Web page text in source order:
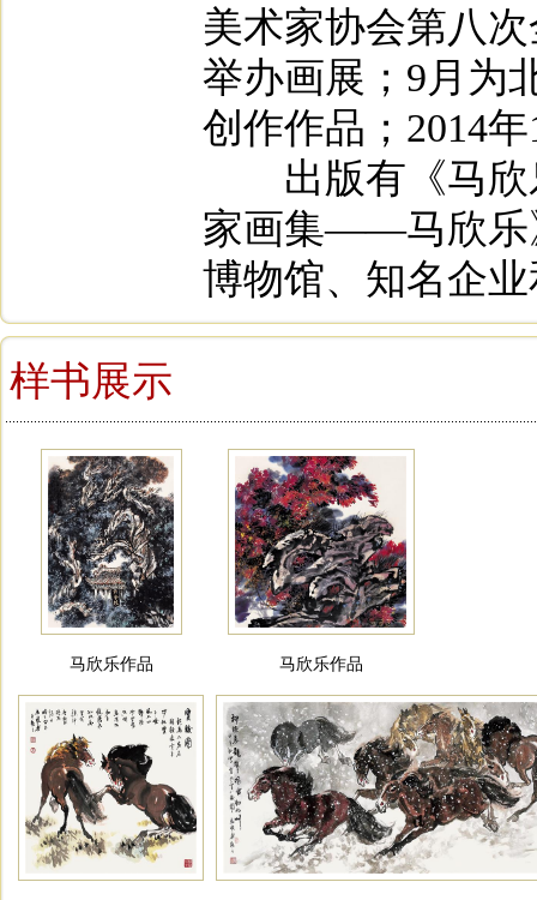
美术家协会第八
举办画展；9月为
创作作品；2014
出版有《马欣
家画集——马欣乐
博物馆、知名企
样书展示
马欣乐作品 马欣乐作品